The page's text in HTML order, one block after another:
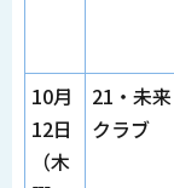
10月
12日
（木
21・未来
クラブ